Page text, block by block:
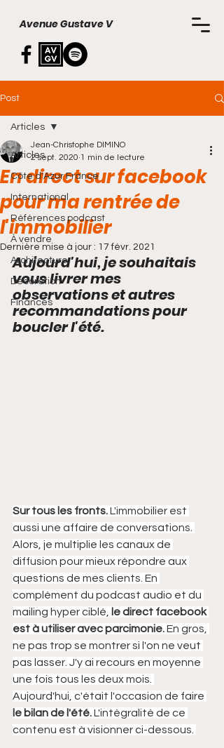
Avenue Gustave V
Post
Articles
Côte d'Azur France
International
Références podcast
À vendre
Architecture
Décoration
Finances
Articles
En direct sur facebook
pour ma rentrée de
l'immobilier
Jean-Christophe DIMINO
2 sept. 2020 1 min de lecture
Dernière mise à jour : 17 févr. 2021
Aujourd'hui, je souhaitais
vous livrer mes
observations et autres
recommandations pour
boucler l'été.
Sur tous les fronts. L'immobilier est
aussi une affaire de conversations.
Alors, je multiplie les canaux de
diffusion pour mieux répondre aux
questions de mes clients. En
complément du podcast audio et du
mailing hyper ciblé, le direct facebook
est à utiliser avec parcimonie. En gros,
ne pas trop se montrer si l'on ne veut
pas lasser. J'y ai recours en moyenne
une fois tous les deux mois.
Aujourd'hui, c'était l'occasion de faire
le bilan de l'été. L'intégralité de ce
contenu est à visionner ci-dessous.